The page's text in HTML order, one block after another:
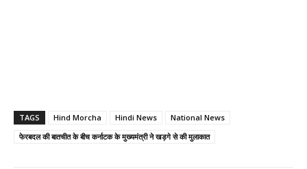
TAGS Hind Morcha Hindi News
National News
फेरबदल की बातचीत के बीच कर्नाटक के मुख्यमंत्री ने खड़गे से की मुलाकात